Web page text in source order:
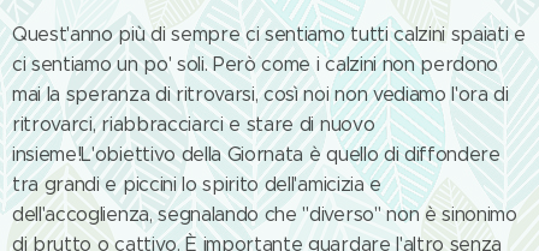
Quest'anno più di sempre ci sentiamo tutti calzini spaiati e
ci sentiamo un po' soli. Però come i calzini non perdono
mai la speranza di ritrovarsi, così noi non vediamo l'ora di
ritrovarci, riabbracciarci e stare di nuovo
insieme!L'obiettivo della Giornata è quello di diffondere
tra grandi e piccini lo spirito dell'amicizia e
dell'accoglienza, segnalando che "diverso" non è sinonimo
di brutto o cattivo. È importante guardare l'altro senza